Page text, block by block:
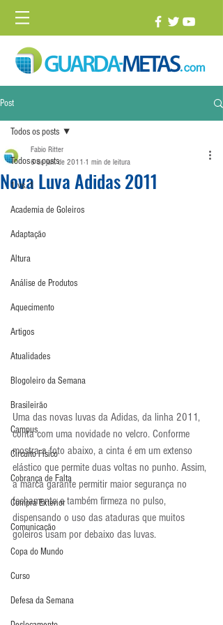
Post
Todos os posts
1 vs. 1
Academia de Goleiros
Adaptação
Altura
Análise de Produtos
Aquecimento
Artigos
Atualidades
Blogoleiro da Semana
Brasileirão
Campus
Circuito Físico
Cobrança de Falta
Compra Exterior
Comunicação
Copa do Mundo
Curso
Defesa da Semana
Todos os posts
Nova Luva Adidas 2011
Fabio Ritter
6 de jan. de 2011 1 min de leitura
Uma das novas luvas da Adidas, da linha 2011,
conta com uma novidade no velcro. Conforme
mostra a foto abaixo, a cinta é em um extenso
elástico que permite duas voltas no punho. Assim,
a marca garante permitir maior segurança no
fechamento e também firmeza no pulso,
dispensando o uso das ataduras que muitos
goleiros usam por debaixo das luvas.